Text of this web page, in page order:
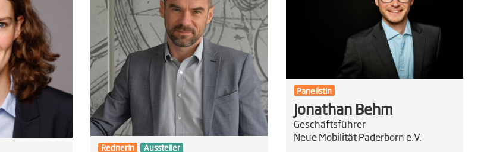
RednerIn Aussteller
PanelistIn
Jonathan Behm
Geschäftsführer
Neue Mobilität Paderborn e.V.